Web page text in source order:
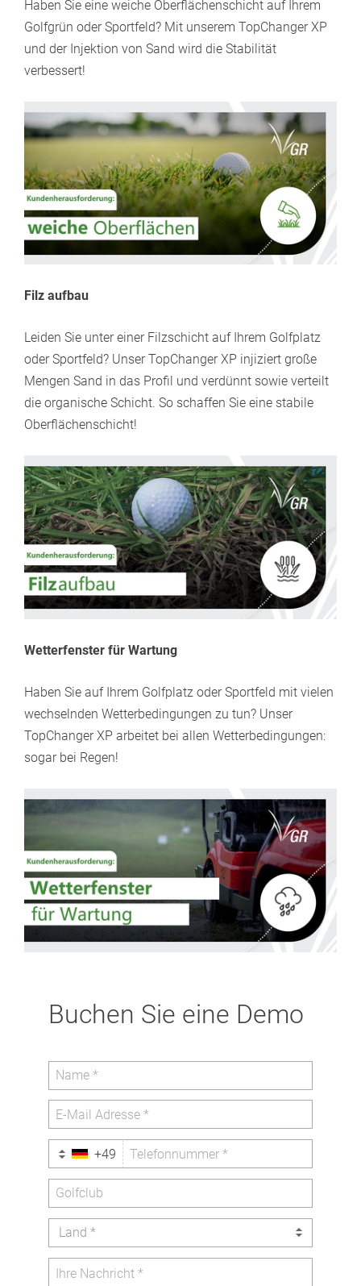
Haben Sie eine weiche Oberflächenschicht auf Ihrem
Golfgrün oder Sportfeld? Mit unserem TopChanger XP
und der Injektion von Sand wird die Stabilität
verbessert!
Filz aufbau
Leiden Sie unter einer Filzschicht auf Ihrem Golfplatz
oder Sportfeld? Unser TopChanger XP injiziert große
Mengen Sand in das Profil und verdünnt sowie verteilt
die organische Schicht. So schaffen Sie eine stabile
Oberflächenschicht!
Wetterfenster für Wartung
Haben Sie auf Ihrem Golfplatz oder Sportfeld mit vielen
wechselnden Wetterbedingungen zu tun? Unser
TopChanger XP arbeitet bei allen Wetterbedingungen:
sogar bei Regen!
Buchen Sie eine Demo
+49
Land *